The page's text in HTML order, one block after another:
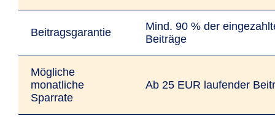
Beitragsgarantie
Mind. 90 % der
Beiträge
Mögliche
monatliche
Sparrate
Ab 25 EUR laufender